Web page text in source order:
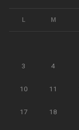
L M
3 4
10 11
17 18